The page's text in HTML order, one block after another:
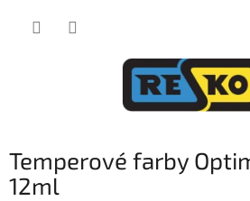
Temperové farby
12ml